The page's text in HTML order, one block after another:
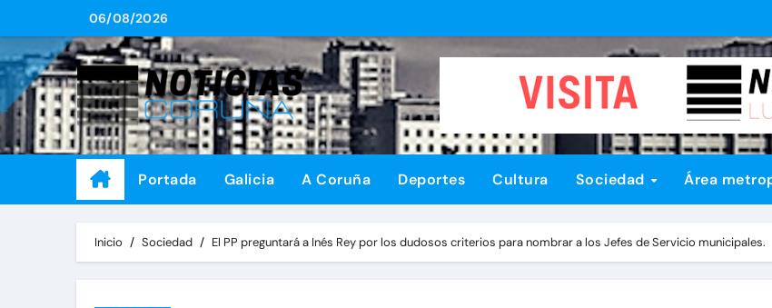
al
contenido
06/08/2026
Portada Galicia A Coruña Deportes Cultura Sociedad Área
Inicio Sociedad El PP preguntará a Inés Rey por los dudosos criterios para nombrar a los Jefes de Servicio municipales.